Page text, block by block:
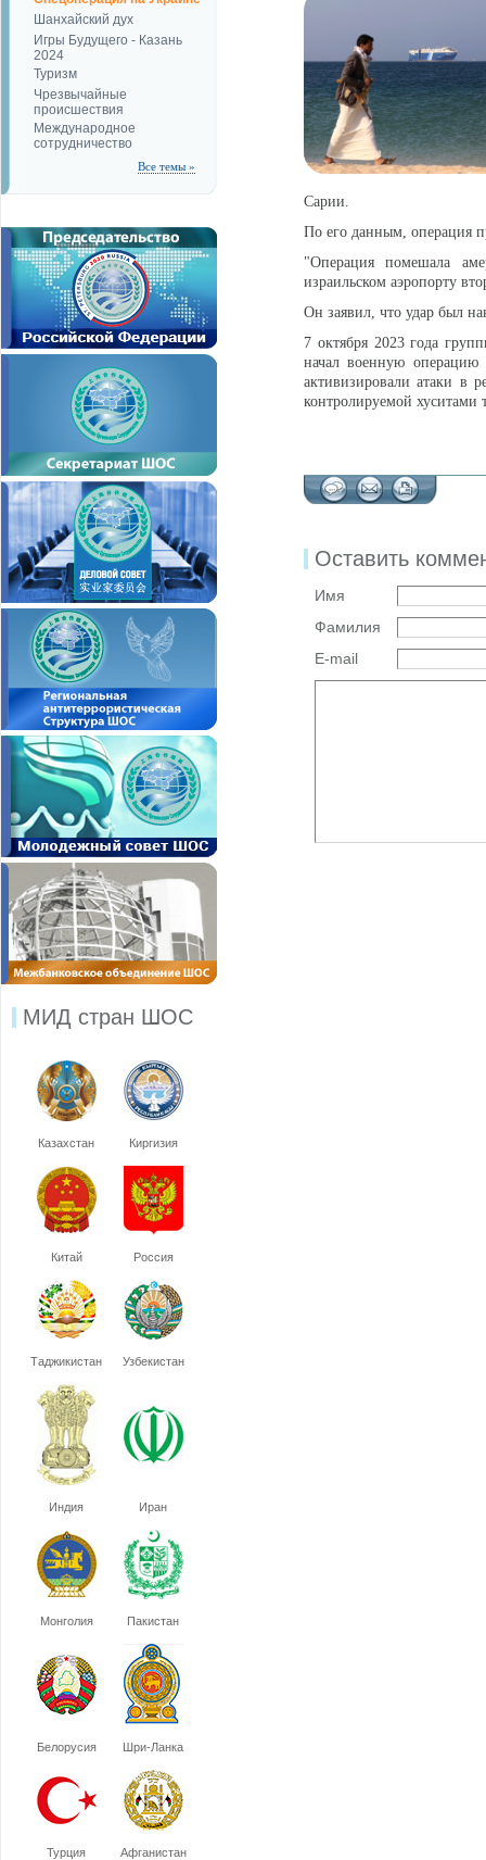
Шанхайский дух
Игры Будущего - Казань
2024
Туризм
Чрезвычайные
происшествия
Международное
сотрудничество
Все темы »
МИД стран ШОС
Казахстан Киргизия
Китай Россия
Таджикистан Узбекистан
Индия Иран
Монголия Пакистан
Белорусия Шри-Ланка
Турция Афганистан
Сарии.
По его данным, операция
"Операция помешала
израильском аэропорту
Он заявил, что удар был
7 октября 2023 года
начал военную
активизировали атаки в
контролируемой хуситами
Оставить
Имя
Фамилия
E-mail